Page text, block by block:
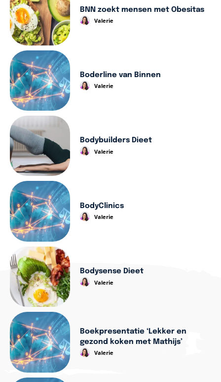
BNN zoekt mensen met Obesitas
Valerie
Boderline van Binnen
Valerie
Bodybuilders Dieet
Valerie
BodyClinics
Valerie
Bodysense Dieet
Valerie
Boekpresentatie ‘Lekker en
gezond koken met Mathijs’
Valerie